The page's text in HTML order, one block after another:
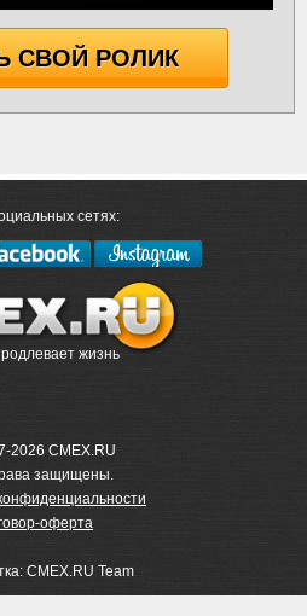
СВОЙ РОЛИК
сетях:
жизнь
2026 CMEX.RU
защищены.
оферта
CMEX.RU Team